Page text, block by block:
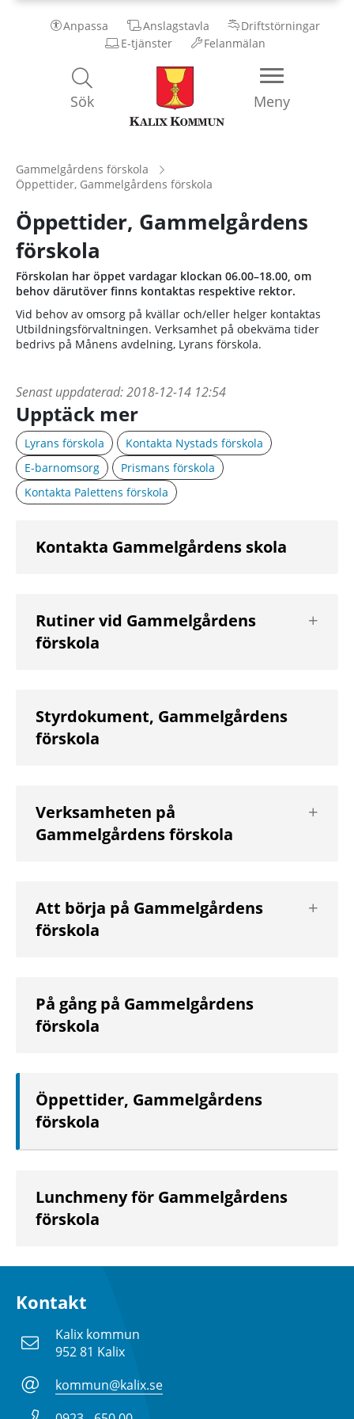
Anpassa Anslagstavla
Driftstörningar
E-tjänster
Felanmälan
Kalix
Kommun
Meny
Sök
Gammelgårdens förskola
Öppettider, Gammelgårdens förskola
Öppettider, Gammelgårdens
förskola
Förskolan har öppet vardagar klockan 06.00–18.00, om
behov därutöver finns kontaktas respektive rektor.
Vid behov av omsorg på kvällar och/eller helger kontaktas
Utbildningsförvaltningen. Verksamhet på obekväma tider
bedrivs på Månens avdelning, Lyrans förskola.
Senast uppdaterad:2018-12-14 12:54
Upptäck mer
Lyrans förskola
Kontakta Nystads förskola
E-barnomsorg
Prismans förskola
Kontakta Palettens förskola
Kontakta Gammelgårdens skola
Rutiner vid Gammelgårdens
förskola
nästa
Styrdokument, Gammelgårdens
förskola
Verksamheten på
Gammelgårdens förskola
nästa
Att börja på Gammelgårdens
förskola
nästa
På gång på Gammelgårdens
förskola
Öppettider, Gammelgårdens
förskola
Lunchmeny för Gammelgårdens
förskola
Kontakt
Kalix kommun
952 81 Kalix
kommun@kalix.se